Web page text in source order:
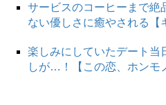
オバサン財布には、現金がし
です。まずはお札。病院など
と、1000円札の束。配慮は素
サービスのコーヒーまで絶
ない優しさに癒やされる【
楽しみにしていたデート当
しが…！【この恋、ホンモ